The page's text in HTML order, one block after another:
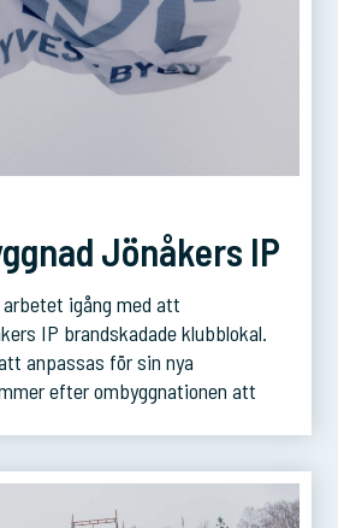
Jönåkers IP
igång med att
IP brandskadade klubblokal.
anpassas för sin nya
efter ombyggnationen att